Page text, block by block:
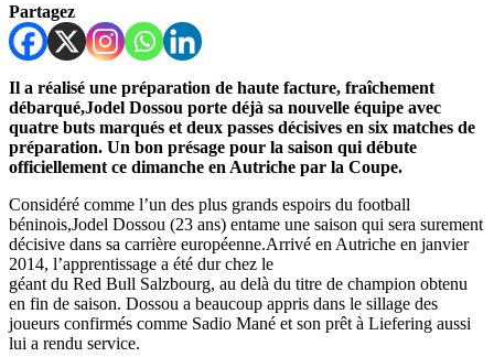
Partagez
Il a réalisé une préparation de haute facture, fraîchement
débarqué,Jodel Dossou porte déjà sa nouvelle équipe avec
quatre buts marqués et deux passes décisives en six matches de
préparation. Un bon présage pour la saison qui débute
officiellement ce dimanche en Autriche par la Coupe.
Considéré comme l’un des plus grands espoirs du football
béninois,Jodel Dossou (23 ans) entame une saison qui sera surement
décisive dans sa carrière européenne.Arrivé en Autriche en janvier
2014, l’apprentissage a été dur chez le
géant du Red Bull Salzbourg, au delà du titre de champion obtenu
en fin de saison. Dossou a beaucoup appris dans le sillage des
joueurs confirmés comme Sadio Mané et son prêt à Liefering aussi
lui a rendu service.